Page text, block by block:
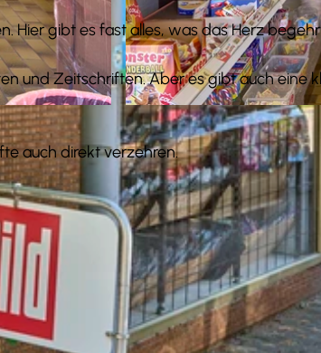
© Anna Meurer |CC-BY-SA
Hier gibt es fast alles, was das Herz
und Zeitschriften. Aber es gibt auch eine
auch direkt verzehren.